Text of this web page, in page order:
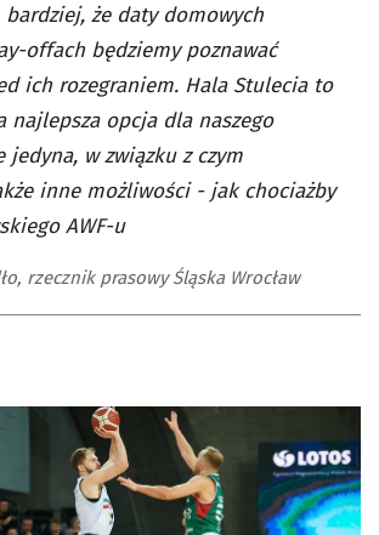
bardziej, że daty domowych
offach będziemy poznawać
ich rozegraniem. Hala Stulecia to
najlepsza opcja dla naszego
w związku z czym
inne możliwości - jak chociażby
AWF-u
rzecznik prasowy Śląska Wrocław